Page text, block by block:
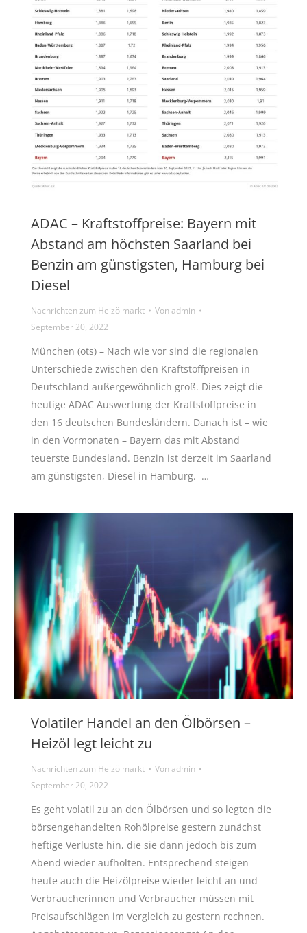
ADAC – Kraftstoffpreise: Bayern mit
Abstand am höchsten Saarland bei
Benzin am günstigsten, Hamburg bei
Diesel
Nachrichten zum Heizölmarkt Vonadmin
September 20, 2022
München (ots) – Nach wie vor sind die regionalen
Unterschiede zwischen den Kraftstoffpreisen in
Deutschland außergewöhnlich groß. Dies zeigt die
heutige ADAC Auswertung der Kraftstoffpreise in
den 16 deutschen Bundesländern. Danach ist – wie
in den Vormonaten – Bayern das mit Abstand
teuerste Bundesland. Benzin ist derzeit im Saarland
am günstigsten, Diesel in Hamburg. …
Volatiler Handel an den Ölbörsen –
Heizöl legt leicht zu
Nachrichten zum Heizölmarkt Vonadmin
September 20, 2022
Es geht volatil zu an den Ölbörsen und so legten die
börsengehandelten Rohölpreise gestern zunächst
heftige Verluste hin, die sie dann jedoch bis zum
Abend wieder aufholten. Entsprechend steigen
heute auch die Heizölpreise wieder leicht an und
Verbraucherinnen und Verbraucher müssen mit
Preisaufschlägen im Vergleich zu gestern rechnen.